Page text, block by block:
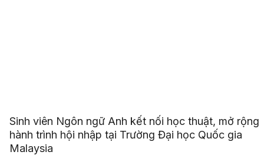
Sinh viên Ngôn ngữ Anh kết nối học thuật, mở rộng
hành trình hội nhập tại Trường Đại học Quốc gia
Malaysia